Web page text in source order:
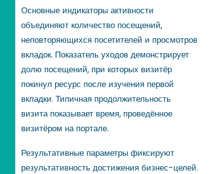
Основные индикаторы активности
объединяют количество посещений,
неповторяющихся посетителей и просмотров
вкладок. Показатель уходов демонстрирует
долю посещений, при которых визитёр
покинул ресурс после изучения первой
вкладки. Типичная продолжительность
визита показывает время, проведённое
визитёром на портале.
Результативные параметры фиксируют
результативность достижения бизнес-целей.